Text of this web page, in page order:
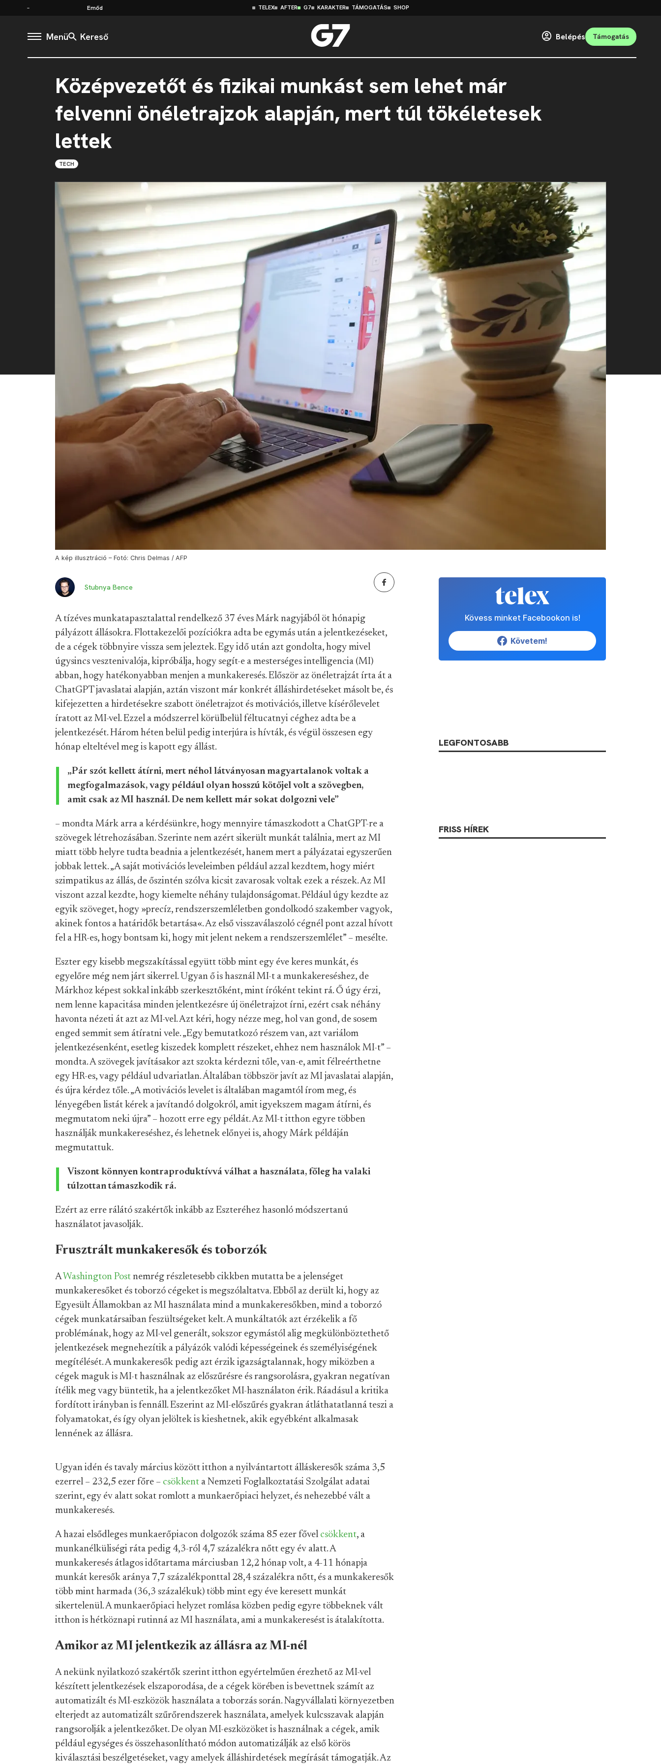
Emőd TELEX AFTER G7 KARAKTER TÁMOGATÁS SHOP
Menü Kereső Belépés Támogatás
Középvezetőt és fizikai munkást sem lehet már
felvenni önéletrajzok alapján, mert túl tökéletesek
lettek
TECH
A kép illusztráció – Fotó: Chris Delmas / AFP
Stubnya Bence
A tízéves munkatapasztalattal rendelkező 37 éves Márk nagyjából öt hónapig
pályázott állásokra. Flottakezelői pozíciókra adta be egymás után a jelentkezéseket,
de a cégek többnyire vissza sem jeleztek. Egy idő után azt gondolta, hogy mivel
úgysincs vesztenivalója, kipróbálja, hogy segít-e a mesterséges intelligencia (MI)
abban, hogy hatékonyabban menjen a munkakeresés. Először az önéletrajzát írta át a
ChatGPT javaslatai alapján, aztán viszont már konkrét álláshirdetéseket másolt be, és
kifejezetten a hirdetésekre szabott önéletrajzot és motivációs, illetve kísérőlevelet
íratott az MI-vel. Ezzel a módszerrel körülbelül féltucatnyi céghez adta be a
jelentkezését. Három héten belül pedig interjúra is hívták, és végül összesen egy
hónap elteltével meg is kapott egy állást.
„Pár szót kellett átírni, mert néhol látványosan magyartalanok voltak a
megfogalmazások, vagy például olyan hosszú kötőjel volt a szövegben,
amit csak az MI használ. De nem kellett már sokat dolgozni vele”
– mondta Márk arra a kérdésünkre, hogy mennyire támaszkodott a ChatGPT-re a
szövegek létrehozásában. Szerinte nem azért sikerült munkát találnia, mert az MI
miatt több helyre tudta beadnia a jelentkezését, hanem mert a pályázatai egyszerűen
jobbak lettek. „A saját motivációs leveleimben például azzal kezdtem, hogy miért
szimpatikus az állás, de őszintén szólva kicsit zavarosak voltak ezek a részek. Az MI
viszont azzal kezdte, hogy kiemelte néhány tulajdonságomat. Például úgy kezdte az
egyik szöveget, hogy »precíz, rendszerszemléletben gondolkodó szakember vagyok,
akinek fontos a határidők betartása«. Az első visszaválaszoló cégnél pont azzal hívott
fel a HR-es, hogy bontsam ki, hogy mit jelent nekem a rendszerszemlélet” – mesélte.
Eszter egy kisebb megszakítással együtt több mint egy éve keres munkát, és
egyelőre még nem járt sikerrel. Ugyan ő is használ MI-t a munkakereséshez, de
Márkhoz képest sokkal inkább szerkesztőként, mint íróként tekint rá. Ő úgy érzi,
nem lenne kapacitása minden jelentkezésre új önéletrajzot írni, ezért csak néhány
havonta nézeti át azt az MI-vel. Azt kéri, hogy nézze meg, hol van gond, de sosem
enged semmit sem átíratni vele. „Egy bemutatkozó részem van, azt variálom
jelentkezésenként, esetleg kiszedek komplett részeket, ehhez nem használok MI-t” –
mondta. A szövegek javításakor azt szokta kérdezni tőle, van-e, amit félreérthetne
egy HR-es, vagy például udvariatlan. Általában többször javít az MI javaslatai alapján,
és újra kérdez tőle. „A motivációs levelet is általában magamtól írom meg, és
lényegében listát kérek a javítandó dolgokról, amit igyekszem magam átírni, és
megmutatom neki újra” – hozott erre egy példát. Az MI-t itthon egyre többen
használják munkakereséshez, és lehetnek előnyei is, ahogy Márk példáján
megmutattuk.
Viszont könnyen kontraproduktívvá válhat a használata, főleg ha valaki
túlzottan támaszkodik rá.
Ezért az erre rálátó szakértők inkább az Eszteréhez hasonló módszertanú
használatot javasolják.
Frusztrált munkakeresők és toborzók
AWashington Post nemrég részletesebb cikkben mutatta be a jelenséget
munkakeresőket és toborzó cégeket is megszólaltatva. Ebből az derült ki, hogy az
Egyesült Államokban az MI használata mind a munkakeresőkben, mind a toborzó
cégek munkatársaiban feszültségeket kelt. A munkáltatók azt érzékelik a fő
problémának, hogy az MI-vel generált, sokszor egymástól alig megkülönböztethető
jelentkezések megnehezítik a pályázók valódi képességeinek és személyiségének
megítélését. A munkakeresők pedig azt érzik igazságtalannak, hogy miközben a
cégek maguk is MI-t használnak az előszűrésre és rangsorolásra, gyakran negatívan
ítélik meg vagy büntetik, ha a jelentkezőket MI-használaton érik. Ráadásul a kritika
fordított irányban is fennáll. Eszerint az MI-előszűrés gyakran átláthatatlanná teszi a
folyamatokat, és így olyan jelöltek is kieshetnek, akik egyébként alkalmasak
lennének az állásra.
Ugyan idén és tavaly március között itthon a nyilvántartott álláskeresők száma 3,5
ezerrel – 232,5 ezer főre – csökkent a Nemzeti Foglalkoztatási Szolgálat adatai
szerint, egy év alatt sokat romlott a munkaerőpiaci helyzet, és nehezebbé vált a
munkakeresés.
A hazai elsődleges munkaerőpiacon dolgozók száma 85 ezer fővel csökkent, a
munkanélküliségi ráta pedig 4,3-ról 4,7 százalékra nőtt egy év alatt. A
munkakeresés átlagos időtartama márciusban 12,2 hónap volt, a 4-11 hónapja
munkát keresők aránya 7,7 százalékponttal 28,4 százalékra nőtt, és a munkakeresők
több mint harmada (36,3 százalékuk) több mint egy éve keresett munkát
sikertelenül. A munkaerőpiaci helyzet romlása közben pedig egyre többeknek vált
itthon is hétköznapi rutinná az MI használata, ami a munkakeresést is átalakította.
Amikor az MI jelentkezik az állásra az MI-nél
A nekünk nyilatkozó szakértők szerint itthon egyértelműen érezhető az MI-vel
készített jelentkezések elszaporodása, de a cégek körében is bevettnek számít az
automatizált és MI-eszközök használata a toborzás során. Nagyvállalati környezetben
elterjedt az automatizált szűrőrendszerek használata, amelyek kulcsszavak alapján
rangsorolják a jelentkezőket. De olyan MI-eszközöket is használnak a cégek, amik
például egységes és összehasonlítható módon automatizálják az első körös
kiválasztási beszélgetéseket, vagy amelyek álláshirdetések megírását támogatják. Az
Kövess minket Facebookon is!
Követem!
LEGFONTOSABB
FRISS HÍREK